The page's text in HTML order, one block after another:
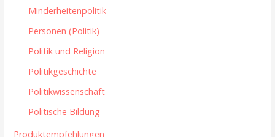
Minderheitenpolitik
Personen (Politik)
Politik und Religion
Politikgeschichte
Politikwissenschaft
Politische Bildung
Produktempfehlungen